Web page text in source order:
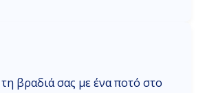
βραδιά σας με ένα ποτό στο